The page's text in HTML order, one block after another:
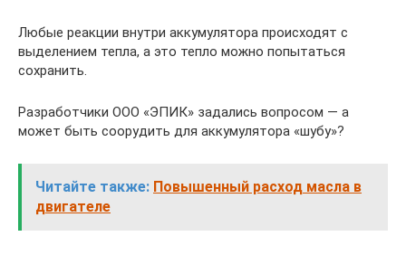
Любые реакции внутри аккумулятора происходят с
выделением тепла, а это тепло можно попытаться
сохранить.
Разработчики ООО «ЭПИК» задались вопросом — а
может быть соорудить для аккумулятора «шубу»?
Читайте также: Повышенный расход масла в
двигателе